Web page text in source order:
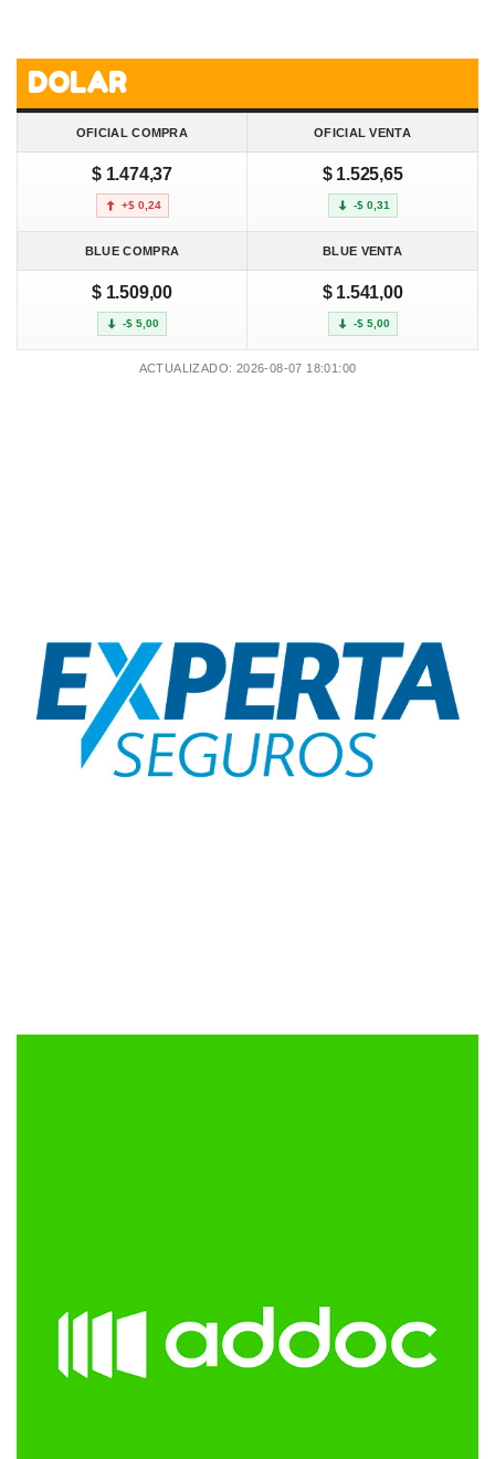
DOLAR
OFICIAL COMPRA OFICIAL VENTA
$ 1.474,37
+$ 0,24
$ 1.525,65
-$ 0,31
BLUE COMPRA BLUE VENTA
$ 1.509,00
-$ 5,00
$ 1.541,00
-$ 5,00
ACTUALIZADO: 2026-08-07 18:01:00